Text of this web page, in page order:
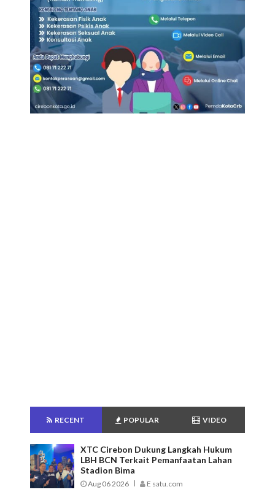
RECENT POPULAR VIDEO
XTC Cirebon Dukung Langkah Hukum
LBH BCN Terkait Pemanfaatan Lahan
Stadion Bima
Aug 06 2026 E satu.com